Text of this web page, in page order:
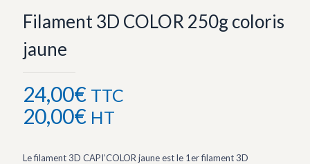
Filament 3D COLOR 250g coloris
jaune
24,00€ TTC
20,00€ HT
Le filament 3D CAPI’COLOR jaune est le 1er filament 3D